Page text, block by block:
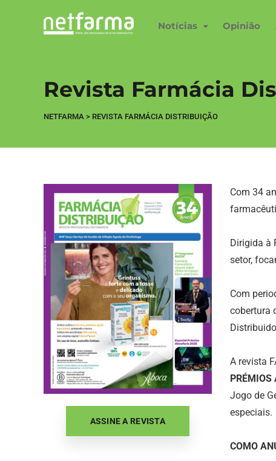
Notícias Opinião
Revista Farmácia
NETFARMA > REVISTA FARMÁCIA DISTRIBUIÇÃO
ASSINE A REVISTA
Com 34
Dirigida à
setor,
Com
cobertura
A revista
PRÉMIOS
Jogo de
especiais.
COMO